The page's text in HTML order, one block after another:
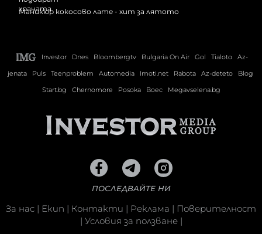
Маникюр кокосово лате - хит за лятото
Investor Dnes Bloombergtv Bulgaria On Air Gol Tialoto
Az-
jenata
Puls Teenproblem Automedia Imoti.net Rabota Az-deteto
Blog
Start.bg
Chernomore Posoka Boec Megavselena.bg
ПОСЛЕДВАЙТЕ НИ
За нас | Екип | Контакти | Реклама | Поверителност
| Условия за ползване|